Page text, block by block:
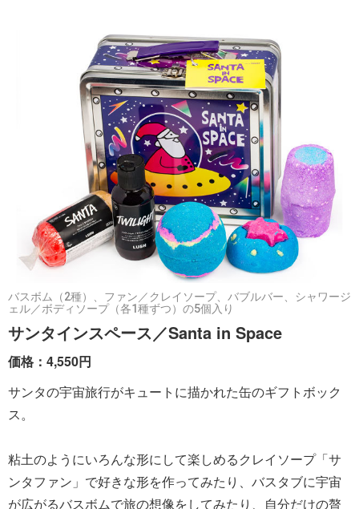
バスボム（2種）、ファン／クレイソープ、バブルバー、シャワージ
ェル／ボディソープ（各1種ずつ）の5個入り
サンタインスペース／Santa in Space
価格：4,550円
サンタの宇宙旅行がキュートに描かれた缶のギフトボック
ス。
粘土のようにいろんな形にして楽しめるクレイソープ「サ
ンタファン」で好きな形を作ってみたり、バスタブに宇宙
が広がるバスボムで旅の想像をしてみたり、自分だけの贅